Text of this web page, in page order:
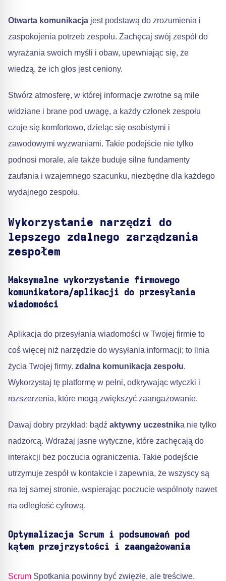
Otwarta komunikacja jest podstawą do zrozumienia i
zaspokojenia potrzeb zespołu. Zachęcaj swój zespół do
wyrażania swoich myśli i obaw, upewniając się, że
wiedzą, że ich głos jest ceniony.
Stwórz atmosferę, w której informacje zwrotne są mile
widziane i brane pod uwagę, a każdy członek zespołu
czuje się komfortowo, dzieląc się osobistymi i
zawodowymi wyzwaniami. Takie podejście nie tylko
podnosi morale, ale także buduje silne fundamenty
zaufania i wzajemnego szacunku, niezbędne dla każdego
wydajnego zespołu.
Wykorzystanie narzędzi do
lepszego zdalnego zarządzania
zespołem
Maksymalne wykorzystanie firmowego
komunikatora/aplikacji do przesyłania
wiadomości
Aplikacja do przesyłania wiadomości w Twojej firmie to
coś więcej niż narzędzie do wysyłania informacji; to linia
życia Twojej firmy. zdalna komunikacja zespołu.
Wykorzystaj tę platformę w pełni, odkrywając wtyczki i
rozszerzenia, które mogą zwiększyć zaangażowanie.
Dawaj dobry przykład: bądź aktywny uczestnika nie tylko
nadzorcą. Wdrażaj jasne wytyczne, które zachęcają do
interakcji bez poczucia ograniczenia. Takie podejście
utrzymuje zespół w kontakcie i zapewnia, że wszyscy są
na tej samej stronie, wspierając poczucie wspólnoty nawet
na odległość cyfrową.
Optymalizacja Scrum i podsumowań pod
kątem przejrzystości i zaangażowania
Scrum Spotkania powinny być zwięzłe, ale treściwe.